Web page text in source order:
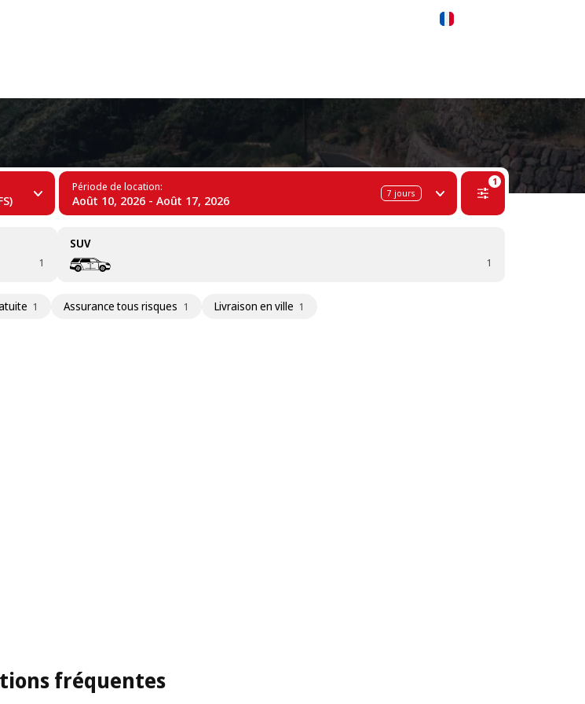
Période de location:
Août 10, 2026 - Août 17, 2026 7 jours
1
1
SUV
1
1 Assurance tous risques 1 Livraison en ville 1
fréquentes